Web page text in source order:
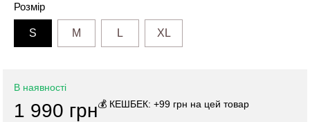
Розмір
S M L XL
В наявності
1 990 грн💰 КЕШБЕК: +99 грн на цей товар